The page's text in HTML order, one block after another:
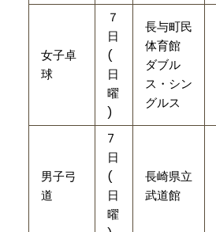
女子卓
球
７
日
(
日
曜
)
長与町民
体育館
ダブル
ス・シン
グルス
男子弓
道
7
日
(
日
曜
長崎県立
武道館